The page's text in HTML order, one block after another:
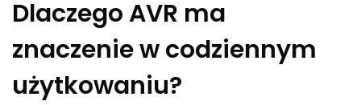
Dlaczego AVR ma
znaczenie w codziennym
użytkowaniu?